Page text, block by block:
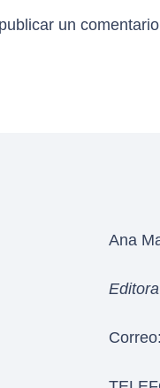
un
Ana
Editora
Correo: